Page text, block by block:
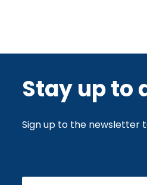
Stay up to
Sign up to the newsletter